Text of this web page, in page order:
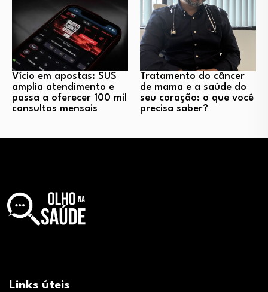
Vício em apostas: SUS
amplia atendimento e
passa a oferecer 100 mil
consultas mensais
Tratamento do câncer
de mama e a saúde do
seu coração: o que você
precisa saber?
Links úteis